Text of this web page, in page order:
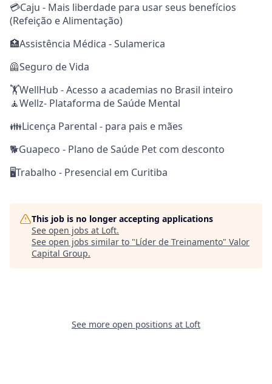
💳Caju - Mais liberdade para usar seus benefícios
(Refeição e Alimentação)
🏥Assistência Médica - Sulamerica
🦺Seguro de Vida
🏋️WellHub - Acesso a academias no Brasil inteiro
🧘Wellz- Plataforma de Saúde Mental
👪Licença Parental - para pais e mães
🐕Guapeco - Plano de Saúde Pet com desconto
🖥️Trabalho - Presencial em Curitiba
This job is no longer accepting applications
See open jobs at Loft.
See open jobs similar to "Líder de Treinamento" Valor
Capital Group.
See more open positions at Loft